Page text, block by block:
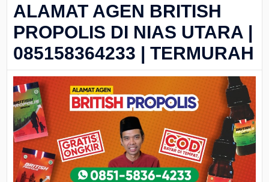
ALAMAT AGEN BRITISH
PROPOLIS DI NIAS UTARA |
085158364233 | TERMURAH